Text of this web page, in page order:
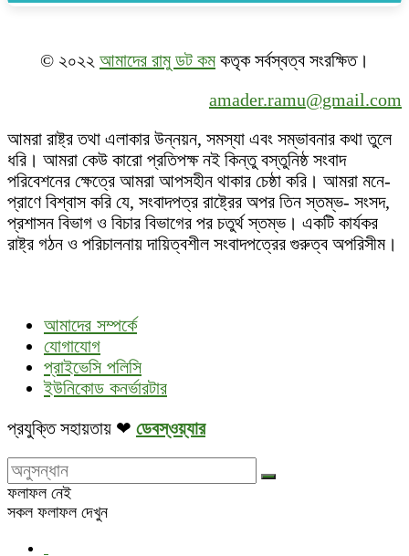
© ২০২২ আমাদের রামু ডট কমকতৃক সর্বস্বত্ব সংরক্ষিত।
amader.ramu@gmail.com
আমরা রাষ্ট্র তথা এলাকার উন্নয়ন, সমস্যা এবং সম্ভাবনার কথা তুলে
ধরি। আমরা কেউ কারো প্রতিপক্ষ নই কিন্তু বস্তুনিষ্ঠ সংবাদ
পরিবেশনের ক্ষেত্রে আমরা আপসহীন থাকার চেষ্ঠা করি। আমরা মনে-
প্রাণে বিশ্বাস করি যে, সংবাদপত্র রাষ্ট্রের অপর তিন স্তম্ভ- সংসদ,
প্রশাসন বিভাগ ও বিচার বিভাগের পর চতুর্থ স্তম্ভ। একটি কার্যকর
রাষ্ট্র গঠন ও পরিচালনায় দায়িত্বশীল সংবাদপত্রের গুরুত্ব অপরিসীম।
আমাদের সম্পর্কে
যোগাযোগ
প্রাইভেসি পলিসি
ইউনিকোড কনর্ভারটার
প্রযুক্তি সহায়তায় ❤ ডেবস্ওয়্যার
ফলাফল নেই
সকল ফলাফল দেখুন